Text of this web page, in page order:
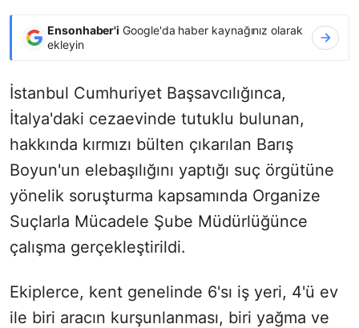
Ensonhaber'i Google'da haber kaynağınız olarak
ekleyin
İstanbul Cumhuriyet Başsavcılığınca,
İtalya'daki cezaevinde tutuklu bulunan,
hakkında kırmızı bülten çıkarılan Barış
Boyun'un elebaşılığını yaptığı suç örgütüne
yönelik soruşturma kapsamında Organize
Suçlarla Mücadele Şube Müdürlüğünce
çalışma gerçekleştirildi.
Ekiplerce, kent genelinde 6'sı iş yeri, 4'ü ev
ile biri aracın kurşunlanması, biri yağma ve